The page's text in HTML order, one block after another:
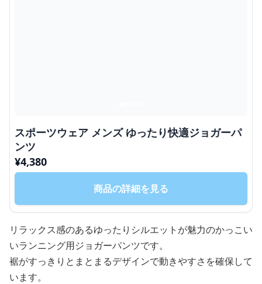
スポーツウェア メンズ ゆったり快適ジョガーパ
ンツ
¥4,380
商品の詳細を見る
リラックス感のあるゆったりシルエットが魅力のかっこい
いランニング用ジョガーパンツです。
裾がすっきりとまとまるデザインで動きやすさを確保して
います。